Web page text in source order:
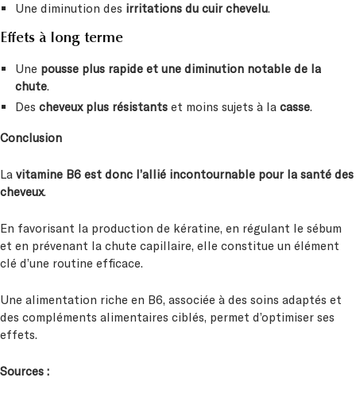
Une diminution des irritations du cuir chevelu.
Effets à long terme
Une pousse plus rapide et une diminution notable de la
chute.
Des cheveux plus résistantset moins sujets à la casse.
Conclusion
La vitamine B6 est donc l’allié incontournable pour la santé des
cheveux.
En favorisant la production de kératine, en régulant le sébum
et en prévenant la chute capillaire, elle constitue un élément
clé d’une routine efficace.
Une alimentation riche en B6, associée à des soins adaptés et
des compléments alimentaires ciblés, permet d’optimiser ses
effets.
Sources :